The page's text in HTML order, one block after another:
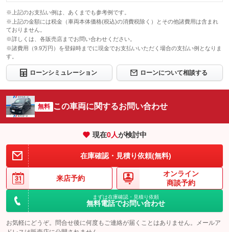
※上記のお支払い例は、あくまでも参考例です。
※上記の金額には税金（車両本体価格(税込)の消費税除く）とその他諸費用は含まれ
ておりません。
※詳しくは、各販売店までお問い合わせください。
※諸費用（9.9万円）を登録時までに現金でお支払いいただく場合の支払い例となりま
す。
ローンシミュレーション ローンについて相談する
無料 この車両に関するお問い合わせ
現在0人が検討中
在庫確認・見積り依頼(無料)
来店予約
オンライン
商談予約
まずは在庫確認・見積り依頼
無料電話でお問い合わせ
お気軽にどうぞ。問合せ後に何度もご連絡が届くことはありません。メールア